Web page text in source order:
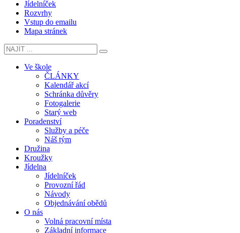
Jídelníček
Rozvrhy
Vstup do emailu
Mapa stránek
Ve škole
ČLÁNKY
Kalendář akcí
Schránka důvěry
Fotogalerie
Starý web
Poradenství
Služby a péče
Náš tým
Družina
Kroužky
Jídelna
Jídelníček
Provozní řád
Návody
Objednávání obědů
O nás
Volná pracovní místa
Základní informace